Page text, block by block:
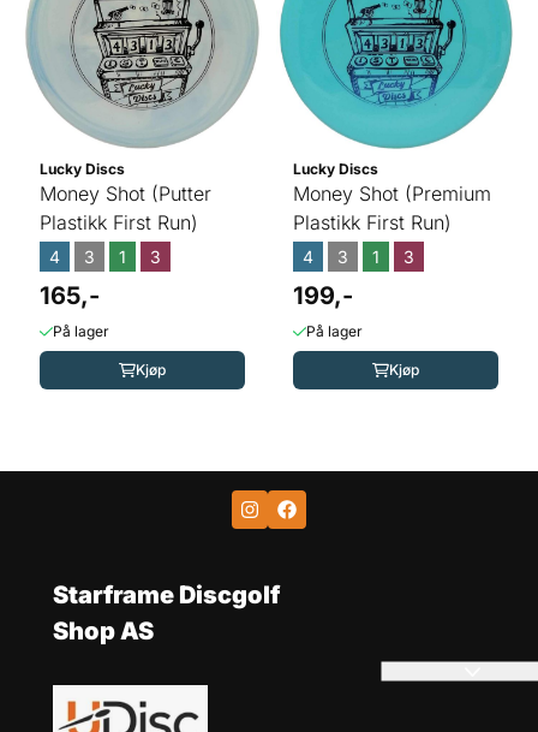
Lucky Discs
Money Shot (Putter
Plastikk First Run)
4 3 1 3
165,-
På lager
Kjøp
Lucky Discs
Money Shot (Premium
Plastikk First Run)
4 3 1 3
199,-
På lager
Kjøp
Starframe Discgolf
Shop AS